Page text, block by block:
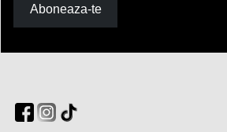
Aboneaza-te